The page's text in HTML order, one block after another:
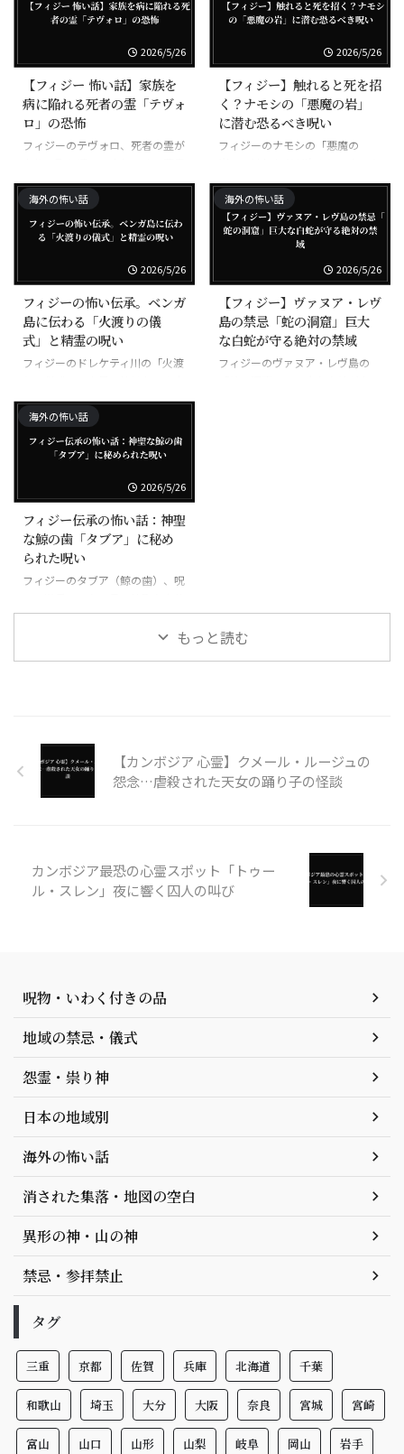
2026/5/26
【フィジー 怖い話】家族を
病に陥れる死者の霊「テヴォ
ロ」の恐怖
フィジーのテヴォロ、死者の霊が
2026/5/26
【フィジー】触れると死を招
く？ナモシの「悪魔の岩」
に潜む恐るべき呪い
フィジーのナモシの「悪魔の
る呪われた岩
海外の怖い話
2026/5/26
フィジーの怖い伝承。ベンガ
島に伝わる「火渡りの儀
式」と精霊の呪い
フィジーのドレケティ川の「火渡
く超自然の力
海外の怖い話
2026/5/26
【フィジー】ヴァヌア・レヴ
島の禁忌「蛇の洞窟」巨大
な白蛇が守る絶対の禁域
フィジーのヴァヌア・レヴ島の
海外の怖い話
2026/5/26
フィジー伝承の怖い話：神聖
な鯨の歯「タブア」に秘め
られた呪い
フィジーのタブア（鯨の歯）、呪
もっと読む
【カンボジア 心霊】クメール・ルージュの
怨念…虐殺された天女の踊り子の怪談
カンボジア最恐の心霊スポット「トゥー
ル・スレン」夜に響く囚人の叫び
呪物・いわく付きの品
地域の禁忌・儀式
怨霊・祟り神
日本の地域別
海外の怖い話
消された集落・地図の空白
異形の神・山の神
禁忌・参拝禁止
タグ
三重 京都 佐賀 兵庫 北海道 千葉
和歌山 埼玉 大分 大阪 奈良 宮城 宮崎
富山 山口 山形 山梨 岐阜 岡山 岩手